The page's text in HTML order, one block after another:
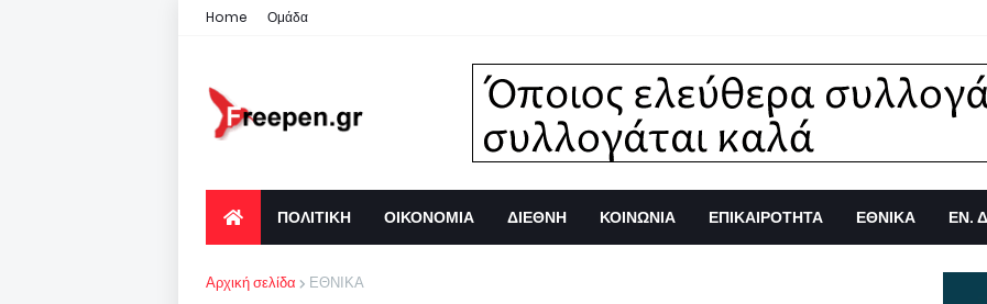
Home Ομάδα
ΠΟΛΙΤΙΚΗ ΟΙΚΟΝΟΜΙΑ ΔΙΕΘΝΗ ΚΟΙΝΩΝΙΑ ΕΠΙΚΑΙΡΟΤΗΤΑ ΕΘΝΙΚΑ ΕΝ.
Αρχική σελίδα ΕΘΝΙΚΑ